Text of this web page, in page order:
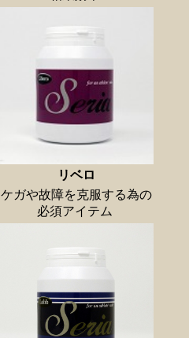
リベロ
ケガや故障を克服する為の
必須アイテム